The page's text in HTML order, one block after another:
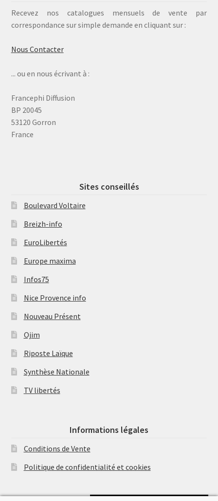
Recevez nos catalogues mensuels de vente par
correspondance sur simple demande en cliquant sur :
Nous Contacter
... ou en nous écrivant à :
Francephi Diffusion
BP 20045
53120 Gorron
France
Sites conseillés
Boulevard Voltaire
Breizh-info
EuroLibertés
Europe maxima
Infos75
Nice Provence info
Nouveau Présent
Ojim
Riposte Laïque
Synthèse Nationale
TV libertés
Informations légales
Conditions de Vente
Politique de confidentialité et cookies